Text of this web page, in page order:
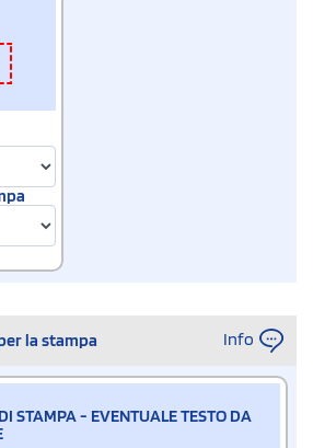
la stampa Info
STAMPA - EVENTUALE TESTO DA